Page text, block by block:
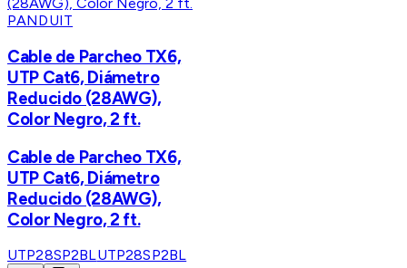
PANDUIT
Cable de Parcheo TX6,
UTP Cat6, Diámetro
Reducido (28AWG),
Color Negro, 2 ft.
Cable de Parcheo TX6,
UTP Cat6, Diámetro
Reducido (28AWG),
Color Negro, 2 ft.
UTP28SP2BLUTP28SP2BL